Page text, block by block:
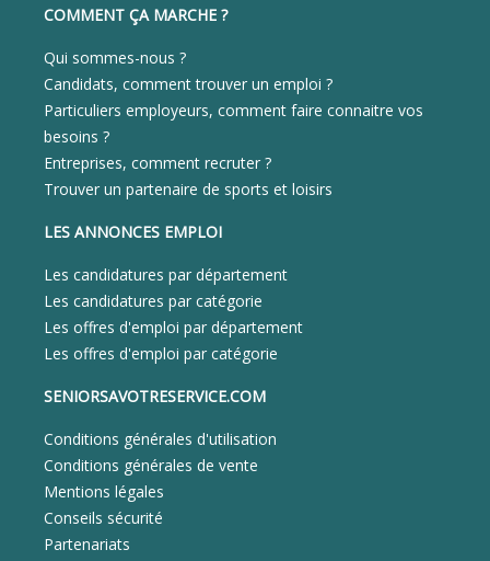
COMMENT ÇA MARCHE ?
Qui sommes-nous ?
Candidats, comment trouver un emploi ?
Particuliers employeurs, comment faire connaitre vos
besoins ?
Entreprises, comment recruter ?
Trouver un partenaire de sports et loisirs
LES ANNONCES EMPLOI
Les candidatures par département
Les candidatures par catégorie
Les offres d'emploi par département
Les offres d'emploi par catégorie
SENIORSAVOTRESERVICE.COM
Conditions générales d'utilisation
Conditions générales de vente
Mentions légales
Conseils sécurité
Partenariats